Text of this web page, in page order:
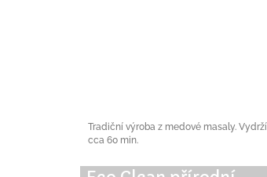
Tradiční výroba z medové masaly. Vydrží
cca 60 min.